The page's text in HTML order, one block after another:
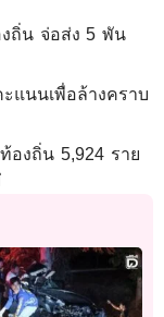
ถิ่น จ่อส่ง 5 พัน
แนนเพื่อล้างคราบ
องถิ่น 5,924 ราย